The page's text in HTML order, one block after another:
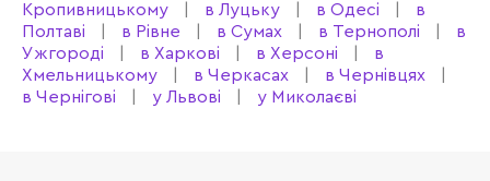
Кропивницькому
в Луцьку в Одесі
в
Полтаві
в Рівне в Сумах в Тернополі
в
Ужгороді
в Харкові в Херсоні
в
Хмельницькому
в Черкасах
в Чернівцях
в Чернігові
у Львові у Миколаєві